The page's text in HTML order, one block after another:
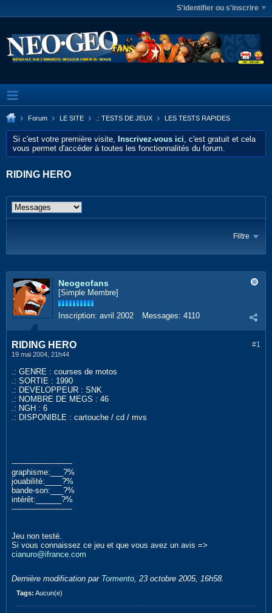
S'identifier ou s'inscrire
Forum LE SITE .: TESTS DE JEUX LES TESTS RAPIDES
Si c'est votre première visite, Inscrivez-vous ici, c'est gratuit et cela
vous permet d'accéder à toutes les fonctionnalités du forum.
RIDING HERO
Filtre
Neogeofans
[Simple Membre]
Inscription: avril 2002 Messages: 4110
#1
RIDING HERO
19 mai 2004, 21h44
.: GENRE : courses de motos
.: SORTIE : 1990
.: DEVELOPPEUR : SNK
.: NOMBRE DE MEGS : 46
.: NGH : 6
.: DISPONIBLE : cartouche / cd / mvs
-------------------------
graphisme:___?%
jouabilité:____?%
bande-son:___?%
intérêt:______?%
-------------------------
Jeu non testé.
Si vous connaissez ce jeu et que vous avez un avis =>
cianuro@ifrance.com
Dernière modification par Tormento, 23 octobre 2005, 16h58.
Tags: Aucun(e)